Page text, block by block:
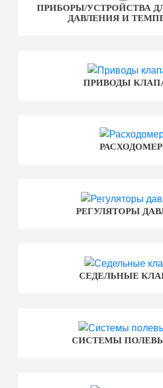
ПРИБОРЫ/УСТРОЙСТВА
ДАВЛЕНИЯ И
ПРИВОДЫ
РЕГУЛЯТОРЫ
СЕДЕЛЬНЫЕ
СИСТЕМЫ